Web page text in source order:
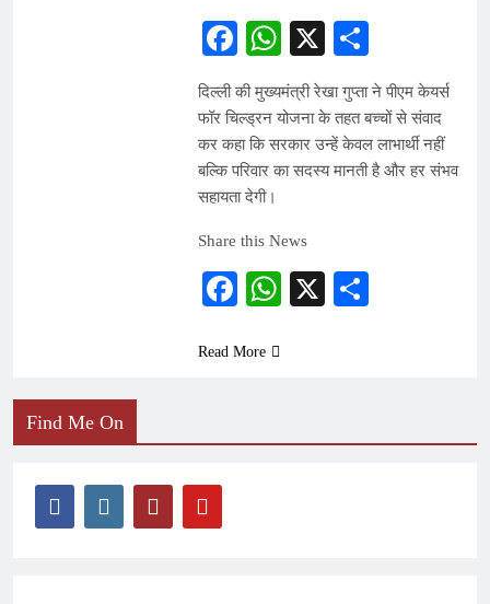
Facebook
WhatsApp
X
दिल्ली की मुख्यमंत्री रेखा गुप्ता ने पीएम केयर्स
फॉर चिल्ड्रन योजना के तहत बच्चों से संवाद
कर कहा कि सरकार उन्हें केवल लाभार्थी नहीं
बल्कि परिवार का सदस्य मानती है और हर संभव
सहायता देगी।
Share this News
Facebook
WhatsApp
X
Read More
Find Me On